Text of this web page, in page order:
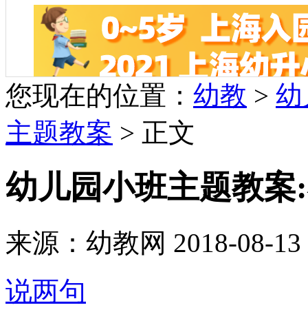
您现在的位置： 幼教 >
主题教案 > 正文
幼儿园小班主题教案
来源：幼教网 2018-08-13
说两句